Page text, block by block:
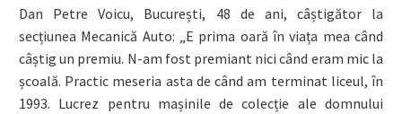
Dan Petre Voicu, București, 48 de ani, câștigător la
secțiunea Mecanică Auto: „E prima oară în viața mea când
câștig un premiu. N-am fost premiant nici când eram mic la
școală. Practic meseria asta de când am terminat liceul, în
1993. Lucrez pentru mașinile de colecție ale domnului